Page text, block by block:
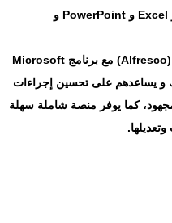
الصيغ المختلفة للمستندات مثل Word و Excel و PowerPoint و
إن ربط محرك بحث المحتوى ألفريسكو (Alfresco) مع برنامج Microsoft
و يساعدهم على تحسين إجراءات
كما يوفر منصة شاملة سهلة